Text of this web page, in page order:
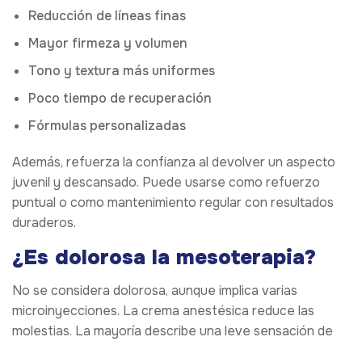
Reducción de líneas finas
Mayor firmeza y volumen
Tono y textura más uniformes
Poco tiempo de recuperación
Fórmulas personalizadas
Además, refuerza la confianza al devolver un aspecto
juvenil y descansado. Puede usarse como refuerzo
puntual o como mantenimiento regular con resultados
duraderos.
¿Es dolorosa la mesoterapia?
No se considera dolorosa, aunque implica varias
microinyecciones. La crema anestésica reduce las
molestias. La mayoría describe una leve sensación de